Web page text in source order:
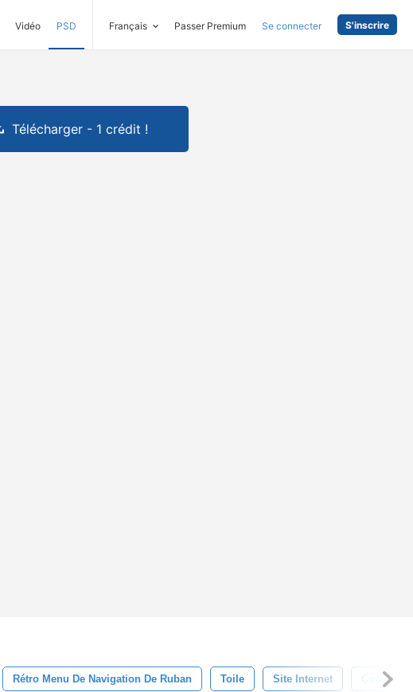
Vidéo PSD Français Passer Premium Se connecter S'inscrire
Télécharger - 1 crédit !
Rétro Menu De Navigation De Ruban Toile Site Internet